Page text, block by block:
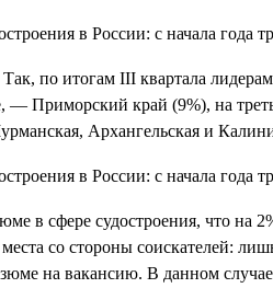
по итогам III квартала
— Приморский край (9%), на
Архангельская и
в сфере судостроения, что
места со стороны
на вакансию. В данном